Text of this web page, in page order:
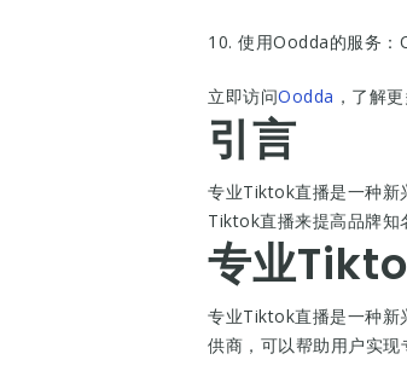
10. 使用Oodda的服务：
立即访问Oodda ，了解
引言
专业Tiktok直播是一种新
Tiktok直播来提高品牌知
专业
专业Tiktok直播是一种新
供商，可以帮助用户实